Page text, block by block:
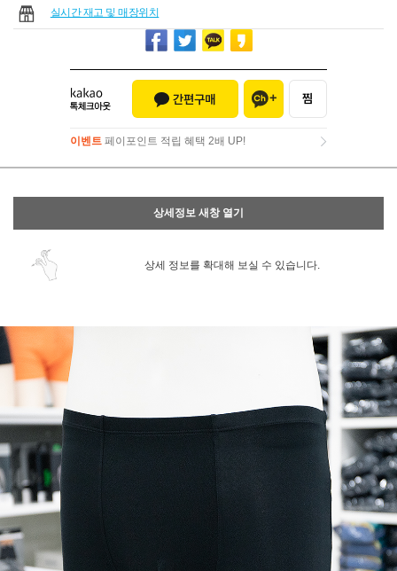
실시간 재고 및 매장위치
이벤트 페이포인트 적립 혜택 2배 UP!
이벤트페이포인트 적립 혜택 2배 UP!
상세정보 새창 열기
상세 정보를 확대해 보실 수 있습니다.